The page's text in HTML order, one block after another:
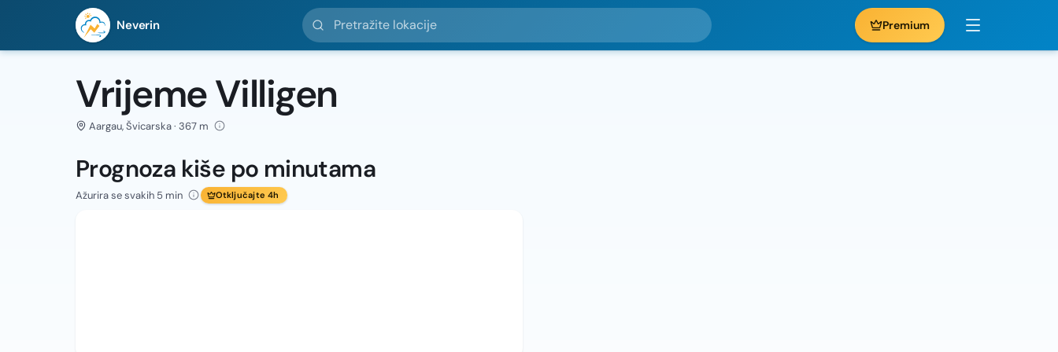
Neverin
Pretražite lokacije
Premium
Vrijeme Villigen
Aargau, Švicarska · 367 m
Prognoza kiše po minutama
Ažurira se svakih 5 min Otključajte 4h